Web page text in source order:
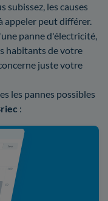
subissez, les causes
appeler peut différer.
panne d'électricité,
habitants de votre
juste votre
les pannes possibles
: